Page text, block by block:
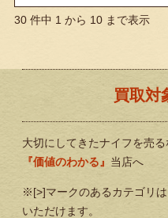
30 件中 1 から 10 まで表示
買取対
大切にしてきたナイフを売る
『価値のわかる』 当店へ
※[>]マークのあるカテゴリ
いただけます。